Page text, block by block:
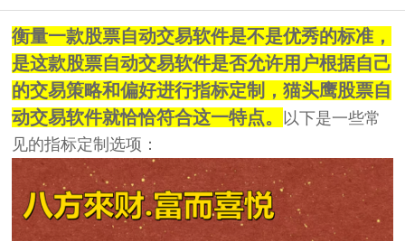
衡量一款股票自动交易软件是不是优秀的标准，
是这款股票自动交易软件是否允许用户根据自己
的交易策略和偏好进行指标定制，猫头鹰股票自
动交易软件就恰恰符合这一特点。
以下是一些常
见的指标定制选项：